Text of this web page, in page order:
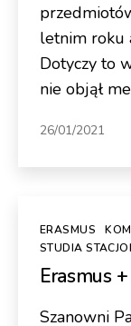
letnim roku
Dotyczy to
nie objął
26/01/2021
Kategorie
ERASMUS
STUDIA
Erasmus
Szanowni